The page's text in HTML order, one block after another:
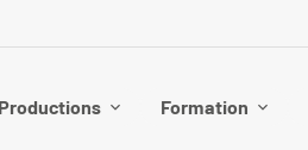
Productions Formation